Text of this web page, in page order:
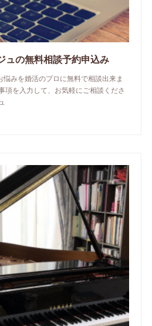
ュの無料相談予約申込み
みを婚活のプロに無料で相談出来ま
項を入力して、お気軽にご相談くださ